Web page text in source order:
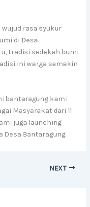
rasa syukur
di Desa
tradisi sedekah bumi
ini warga semakin
bantaragung kami
Masyarakat dari 11
juga launching
Desa Bantaragung.
NEXT